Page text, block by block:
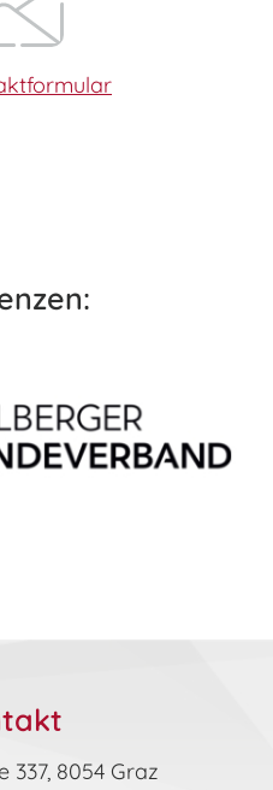
337, 8054 Graz